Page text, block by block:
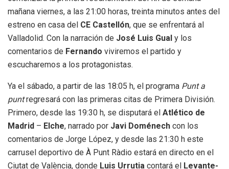
mañana viernes, a las 21:00 horas, treinta minutos antes del
estreno en casa del CE Castellón, que se enfrentará al
Valladolid. Con la narración de José Luis Gual y los
comentarios de Fernando viviremos el partido y
escucharemos a los protagonistas.
Ya el sábado, a partir de las 18:05 h, el programa Punt a
puntregresará con las primeras citas de Primera División.
Primero, desde las 19:30 h, se disputará el Atlético de
Madrid – Elche, narrado por Javi Doménech con los
comentarios de Jorge López, y desde las 21:30 h este
carrusel deportivo de À Punt Ràdio estará en directo en el
Ciutat de València, donde Luis Urrutia contará el Levante-